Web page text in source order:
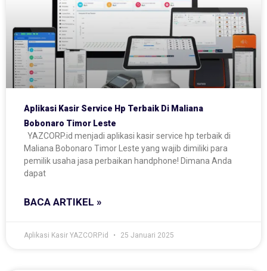
Aplikasi Kasir Service Hp Terbaik Di Maliana
Bobonaro Timor Leste
YAZCORP.id menjadi aplikasi kasir service hp terbaik di
Maliana Bobonaro Timor Leste yang wajib dimiliki para
pemilik usaha jasa perbaikan handphone! Dimana Anda
dapat
BACA ARTIKEL »
Aplikasi Kasir YAZCORP.id 25 Januari 2025